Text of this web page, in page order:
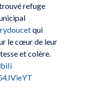
refuge
qui
le cœur de leur
et colère.